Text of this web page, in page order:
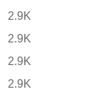
2.9K
2.9K
2.9K
2.9K